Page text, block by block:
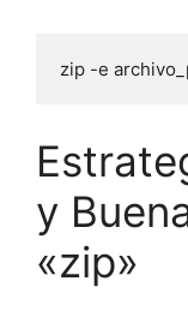
zip -e
y
«zip»